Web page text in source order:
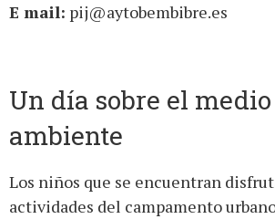
E mail: pij@aytobembibre.es
Un día sobre el medio
ambiente
Los niños que se encuentran
actividades del campamento